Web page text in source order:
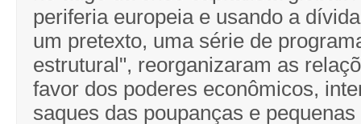
periferia europeia e usando a
um pretexto, uma série de
estrutural", reorganizaram as
favor dos poderes econômicos,
saques das poupanças e